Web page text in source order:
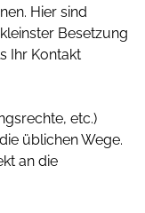
Hier sind
Besetzung
Ihr Kontakt
etc.)
üblichen Wege.
an die